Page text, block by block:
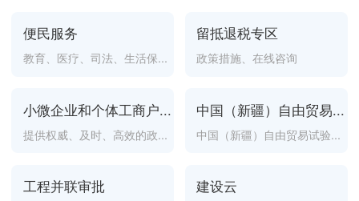
便民服务
教育、医疗、司法、生活保...
留抵退税专区
政策措施、在线咨询
小微企业和个体工商户...
提供权威、及时、高效的政...
中国（新疆）自由贸易...
中国（新疆）自由贸易试验...
工程并联审批 建设云